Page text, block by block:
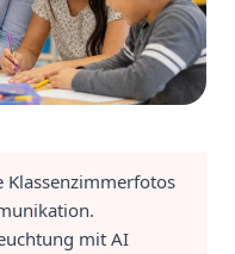
Klassenzimmerfotos
mit AI